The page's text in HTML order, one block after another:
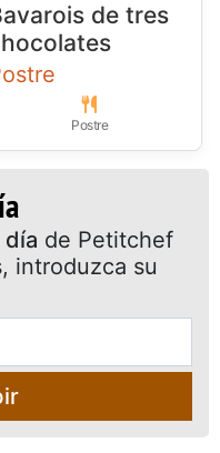
de tres
Postre
día de Petitchef
introduzca su